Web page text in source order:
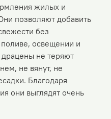
жилых и
позволяют добавить
без
освещении и
драцены не теряют
не вянут, не
Благодаря
они выглядят очень